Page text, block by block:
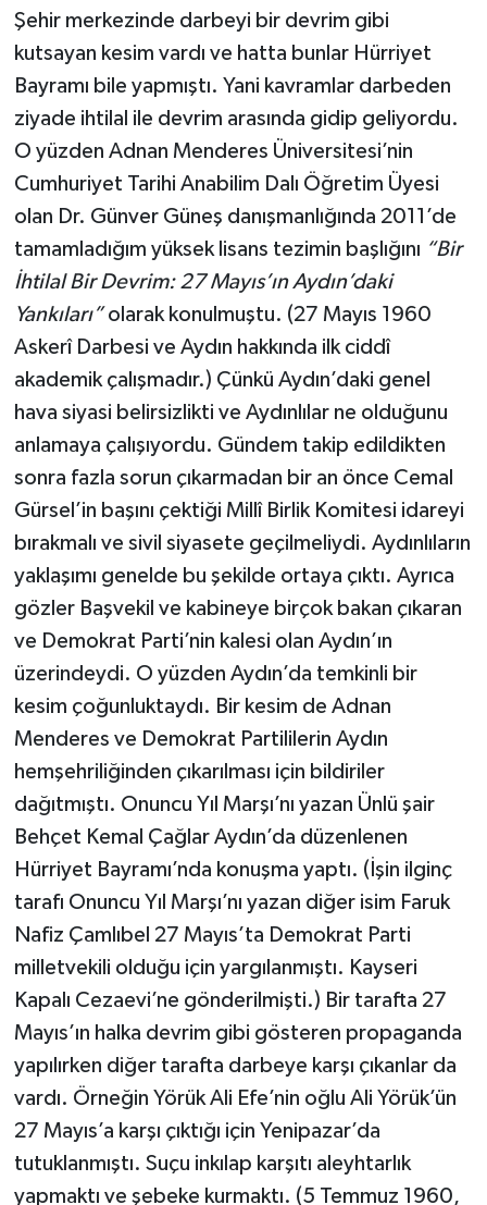
Şehir merkezinde darbeyi bir devrim gibi
kutsayan kesim vardı ve hatta bunlar Hürriyet
Bayramı bile yapmıştı. Yani kavramlar darbeden
ziyade ihtilal ile devrim arasında gidip geliyordu.
O yüzden Adnan Menderes Üniversitesi’nin
Cumhuriyet Tarihi Anabilim Dalı Öğretim Üyesi
olan Dr. Günver Güneş danışmanlığında 2011’de
tamamladığım yüksek lisans tezimin başlığını “Bir
İhtilal Bir Devrim: 27 Mayıs’ın Aydın’daki
Yankıları”olarak konulmuştu. (27 Mayıs 1960
Askerî Darbesi ve Aydın hakkında ilk ciddî
akademik çalışmadır.) Çünkü Aydın’daki genel
hava siyasi belirsizlikti ve Aydınlılar ne olduğunu
anlamaya çalışıyordu. Gündem takip edildikten
sonra fazla sorun çıkarmadan bir an önce Cemal
Gürsel’in başını çektiği Millî Birlik Komitesi idareyi
bırakmalı ve sivil siyasete geçilmeliydi. Aydınlıların
yaklaşımı genelde bu şekilde ortaya çıktı. Ayrıca
gözler Başvekil ve kabineye birçok bakan çıkaran
ve Demokrat Parti’nin kalesi olan Aydın’ın
üzerindeydi. O yüzden Aydın’da temkinli bir
kesim çoğunluktaydı. Bir kesim de Adnan
Menderes ve Demokrat Partililerin Aydın
hemşehriliğinden çıkarılması için bildiriler
dağıtmıştı. Onuncu Yıl Marşı’nı yazan Ünlü şair
Behçet Kemal Çağlar Aydın’da düzenlenen
Hürriyet Bayramı’nda konuşma yaptı. (İşin ilginç
tarafı Onuncu Yıl Marşı’nı yazan diğer isim Faruk
Nafiz Çamlıbel 27 Mayıs’ta Demokrat Parti
milletvekili olduğu için yargılanmıştı. Kayseri
Kapalı Cezaevi’ne gönderilmişti.) Bir tarafta 27
Mayıs’ın halka devrim gibi gösteren propaganda
yapılırken diğer tarafta darbeye karşı çıkanlar da
vardı. Örneğin Yörük Ali Efe’nin oğlu Ali Yörük’ün
27 Mayıs’a karşı çıktığı için Yenipazar’da
tutuklanmıştı. Suçu inkılap karşıtı aleyhtarlık
yapmaktı ve şebeke kurmaktı. (5 Temmuz 1960,